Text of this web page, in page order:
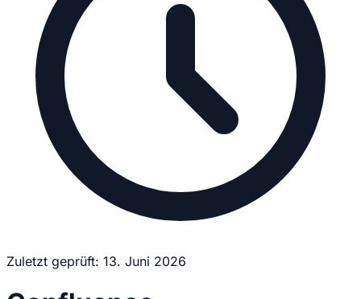
Zuletzt geprüft: 13. Juni 2026